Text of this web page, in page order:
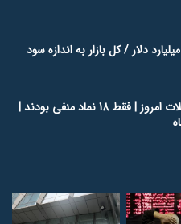
سقوط ارزش بورس ایران به زیر ۱۰۰ میلیارد دلار / کل بازار به اندازه سود
ورود 9 همت پول به بورس در معاملات امروز | فقط 18 نماد منفی بودند |